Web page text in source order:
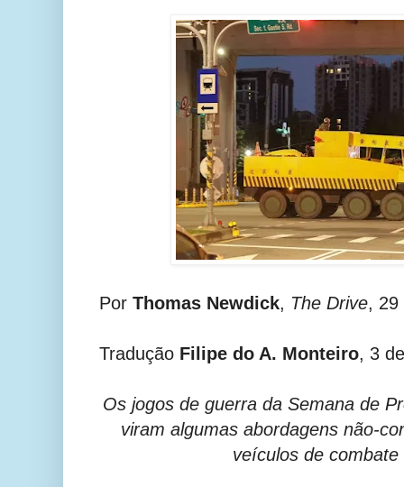
Por Thomas Newdick, The Drive, 29
Tradução Filipe do A. Monteiro, 3
Os jogos de guerra da Semana de
viram algumas abordagens não-
veículos de